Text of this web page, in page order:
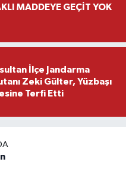
MADDEYE GEÇİT YOK
İlçe Jandarma
Zeki Gülter, Yüzbaşı
Terfi Etti